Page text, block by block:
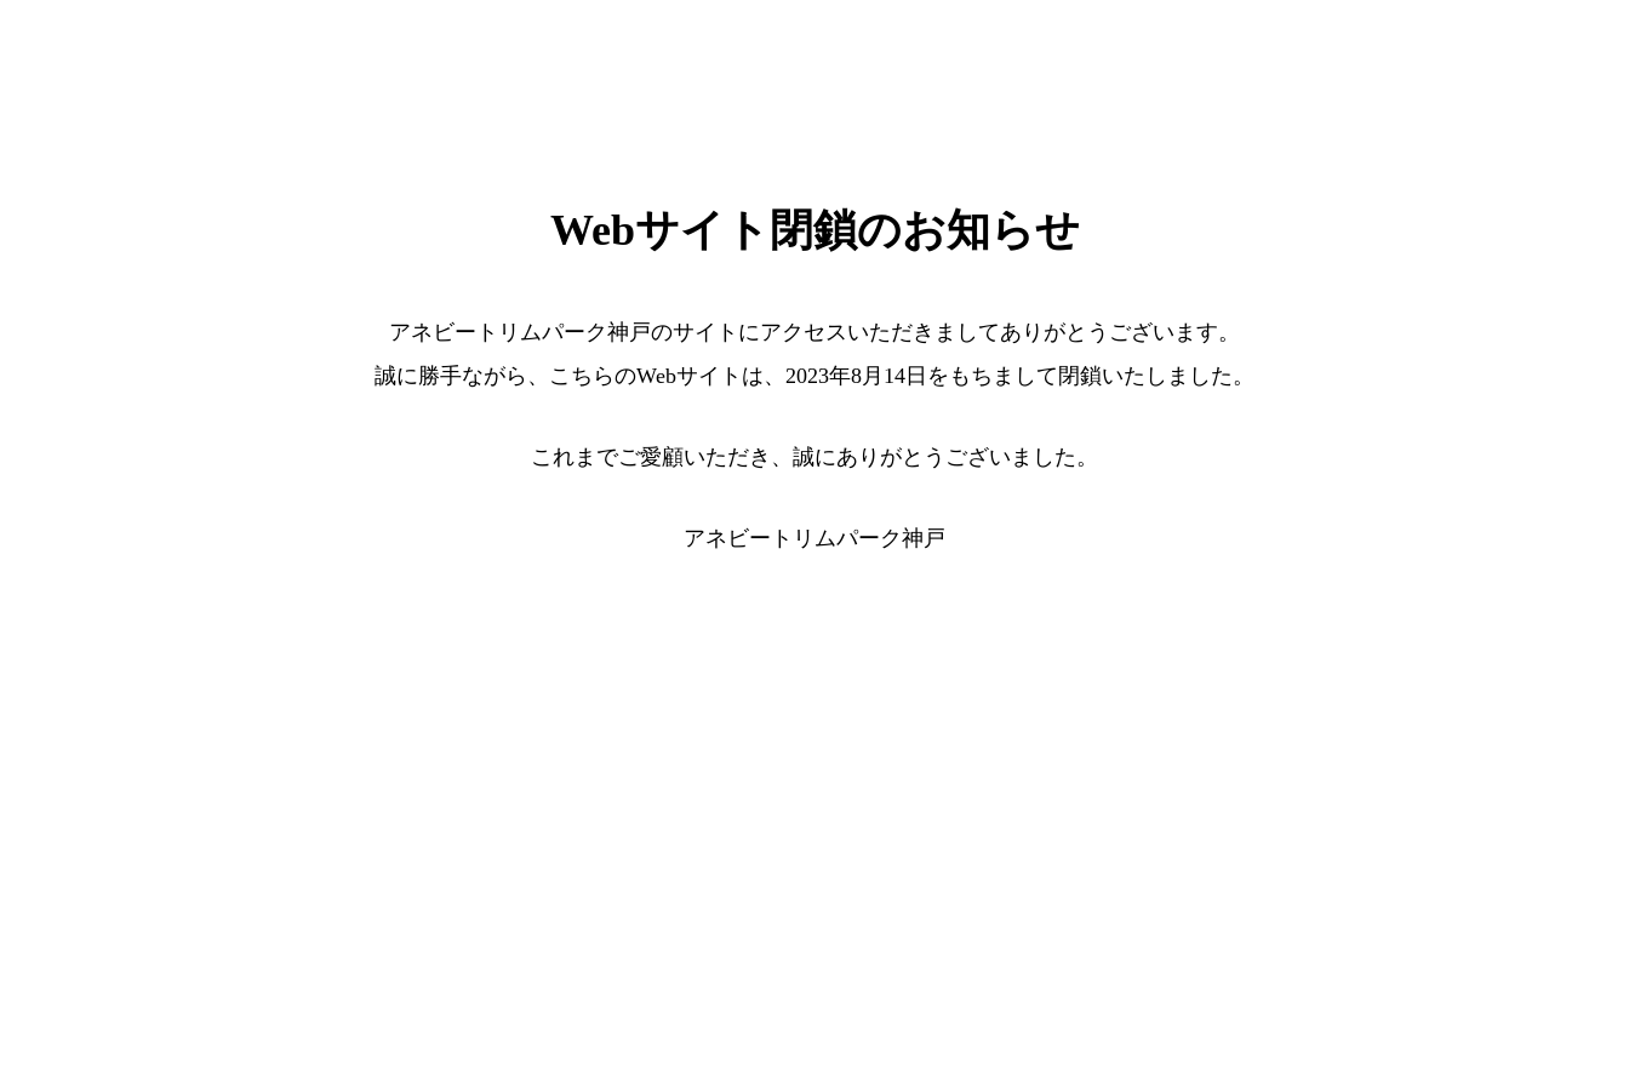
Webサイト閉鎖のお知らせ
アネビートリムパーク神戸のサイトにアクセスいただきましてありがとうございます。
誠に勝手ながら、こちらのWebサイトは、2023年8月14日をもちまして閉鎖いたしました。
これまでご愛顧いただき、誠にありがとうございました。
アネビートリムパーク神戸